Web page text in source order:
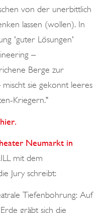
von der unerbittlich
lassen (wollen). In
'guter Lösungen'
–
Berge zur
sie gekonnt leeres
Kriegern."
Neumarkt in
mit dem
Jury schreibt:
Tiefenbohrung: Auf
gräbt sich die